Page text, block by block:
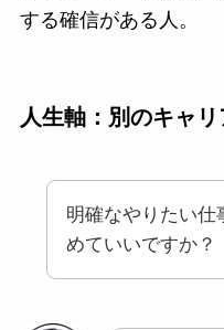
する確信がある人。
人生軸：別のキャ
明確なやりたい仕
めていいですか？